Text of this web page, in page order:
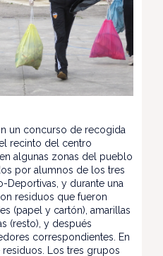
un concurso de recogida
recinto del centro
algunas zonas del pueblo
por alumnos de los tres
Deportivas, y durante una
residuos que fueron
(papel y cartón), amarillas
(resto), y después
correspondientes. En
Los tres grupos